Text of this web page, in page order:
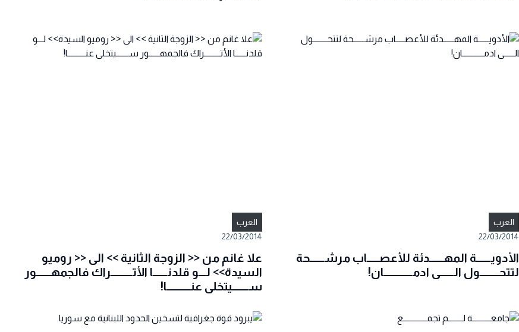
العرب
22/03/2014
الأدويــــــة المهــــــدئة للأعصـــــاب مرشــــــحة
لتتحــــــــول الــــــى ادمــــــــــــان!
العرب
22/03/2014
علا غانم من << الزوجة الثانية >> الى << روميو
السيدة>> لـــو قلدنــــــا الأتـــــــــراك فالجمهــــــور
ســـــــيتخلى عنــــــــــا!